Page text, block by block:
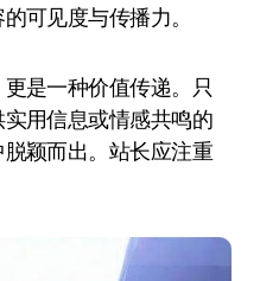
可见度与传播力。
是一种价值传递。只
用信息或情感共鸣的
颖而出。站长应注重